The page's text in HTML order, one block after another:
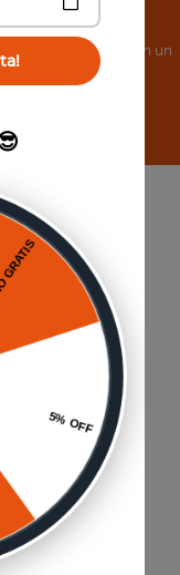
además, obtén un